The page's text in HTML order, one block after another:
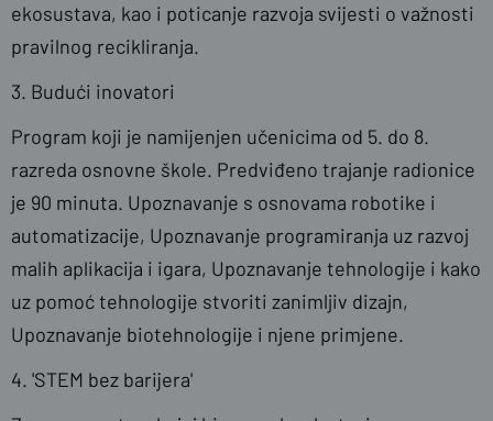
ekosustava, kao i poticanje razvoja svijesti o važnosti
pravilnog recikliranja.
3. Budući inovatori
Program koji je namijenjen učenicima od 5. do 8.
razreda osnovne škole. Predviđeno trajanje radionice
je 90 minuta. Upoznavanje s osnovama robotike i
automatizacije, Upoznavanje programiranja uz razvoj
malih aplikacija i igara, Upoznavanje tehnologije i kako
uz pomoć tehnologije stvoriti zanimljiv dizajn,
Upoznavanje biotehnologije i njene primjene.
4. 'STEM bez barijera'